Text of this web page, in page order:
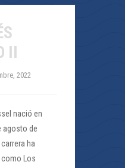
II
2022
nació en
agosto de
ha
Los